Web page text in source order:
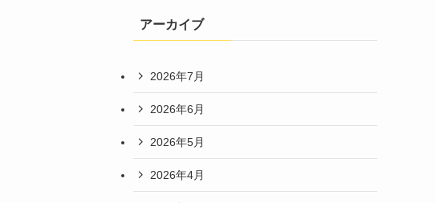
アーカイブ
2026年7月
2026年6月
2026年5月
2026年4月